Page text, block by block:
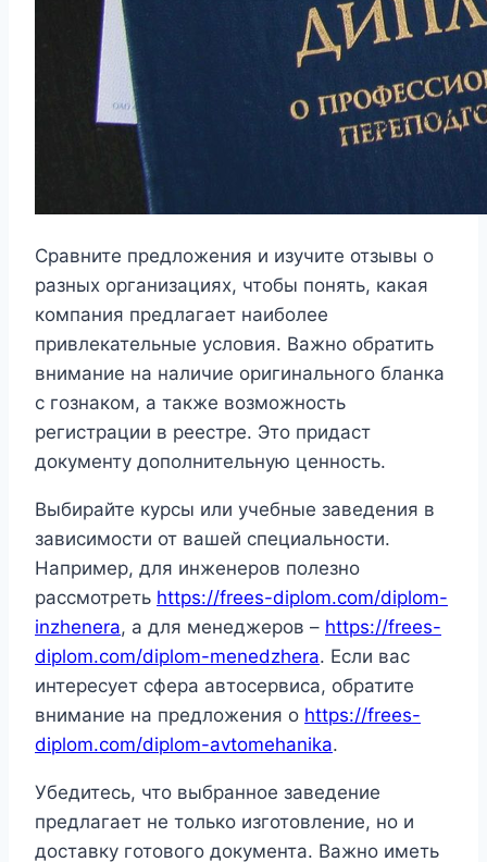
Сравните предложения и изучите отзывы о
разных организациях, чтобы понять, какая
компания предлагает наиболее
привлекательные условия. Важно обратить
внимание на наличие оригинального бланка
с гознаком, а также возможность
регистрации в реестре. Это придаст
документу дополнительную ценность.
Выбирайте курсы или учебные заведения в
зависимости от вашей специальности.
Например, для инженеров полезно
рассмотреть https://frees-diplom.com/diplom-
inzhenera, а для менеджеров – https://frees-
diplom.com/diplom-menedzhera. Если вас
интересует сфера автосервиса, обратите
внимание на предложения о https://frees-
diplom.com/diplom-avtomehanika.
Убедитесь, что выбранное заведение
предлагает не только изготовление, но и
доставку готового документа. Важно иметь